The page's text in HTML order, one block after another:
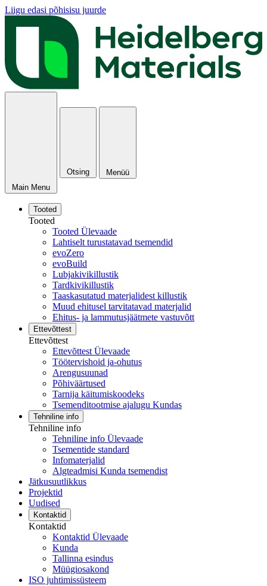
Liigu edasi põhisisu juurde
Main Menu
Otsing Menüü
Tooted
Tooted
Tooted Ülevaade
Lahtiselt turustatavad tsemendid
evoZero
evoBuild
Lubjakivikillustik
Tardkivikillustik
Taaskasutatud materjalidest killustik
Muud ehitusel tarvitatavad materjalid
Ehitus- ja lammutusjäätmete vastuvõtt
Ettevõttest
Ettevõttest
Ettevõttest Ülevaade
Töötervishoid ja-ohutus
Arengusuunad
Põhiväärtused
Tarnija käitumiskoodeks
Tsemenditootmise ajalugu Kundas
Tehniline info
Tehniline info
Tehniline info Ülevaade
Tsementide standard
Infomaterjalid
Algteadmisi Kunda tsemendist
Jätkusuutlikkus
Projektid
Uudised
Kontaktid
Kontaktid
Kontaktid Ülevaade
Kunda
Tallinna esindus
Müügiosakond
ISO juhtimissüsteem